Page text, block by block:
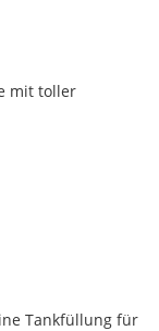
mit toller
Tankfüllung für